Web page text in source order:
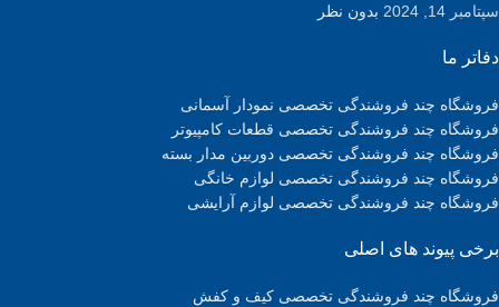
سپتامبر 14, 2024 بدون نظر
دفاتر ما
فروشگاه چند فروشندگی تخصصی نمودار آسمانی
فروشگاه چند فروشندگی تخصصی قطعات کامپیوتر
فروشگاه چند فروشندگی تخصصی دوربین مدار بسته
فروشگاه چند فروشندگی تخصصی لوازم خانگی
فروشگاه چند فروشندگی تخصصی لوازم آرایشی
برخی پیوند های اصلی
فروشگاه چند فروشندگی تخصصی کیف و کفش